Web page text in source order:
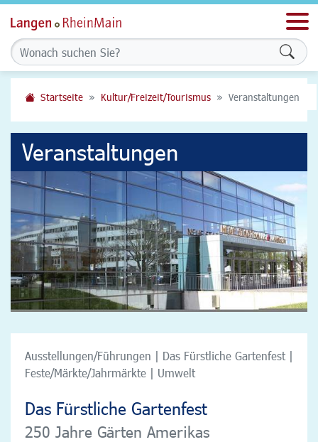
Startseite Kultur/Freizeit/Tourismus Veranstaltungen
Veranstaltungen
Ausstellungen/Führungen | Das Fürstliche Gartenfest |
Feste/Märkte/Jahrmärkte | Umwelt
Das Fürstliche Gartenfest
250 Jahre Gärten Amerikas